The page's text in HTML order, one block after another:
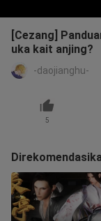
[Cezang]
uka kait anjing?
-daojianghu-
5